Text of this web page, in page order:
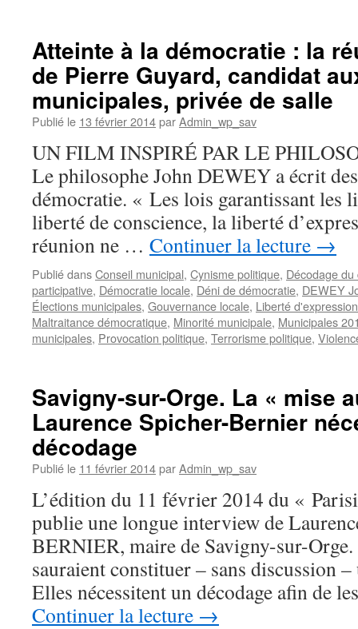
et
oppositions,
consensus
ou
dissensus
L’augmentation
des
indemnités
des
adjoints
au
maire
Atteinte à la démocratie : la
de Pierre Guyard, candidat
municipales, privée de salle
Publié le 13 février 2014parAdmin_wp_sav
UN FILM INSPIRÉ PAR LE
Le philosophe John DEWEY a écrit
démocratie. « Les lois garantissant les
liberté de conscience, la liberté
réunion ne … Continuer la lecture →
Publié dansConseil municipal, Cynisme politique, Décodage
participative, Démocratie locale, Déni de démocratie, DEWEY
Élections municipales, Gouvernance locale, Liberté
Maltraitance démocratique, Minorité municipale, Municipales
municipales, Provocation politique, Terrorisme politique,
Savigny-sur-Orge. La « mise
Laurence Spicher-Bernier
décodage
Publié le 11 février 2014parAdmin_wp_sav
L’édition du 11 février 2014 du «
publie une longue interview de
BERNIER, maire de Savigny-sur-Orge.
sauraient constituer – sans discussion
Elles nécessitent un décodage afin de
Continuer la lecture →